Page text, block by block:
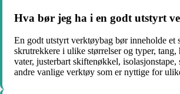
Hva bør jeg ha i en godt utstyrt
En godt utstyrt verktøybag bør inneholde et
skrutrekkere i ulike størrelser og typer, tang,
vater, justerbart skiftenøkkel, isolasjonstape,
andre vanlige verktøy som er nyttige for